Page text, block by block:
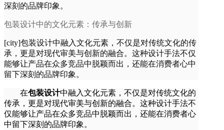
深刻的品牌印象。
包装设计中的文化元素：传承与创新
[city]包装设计中融入文化元素，不仅是对传统文化的传
承，更是对现代审美与创新的融合。这种设计手法不仅
能够让产品在众多竞品中脱颖而出，还能在消费者心中
留下深刻的品牌印象。
在包装设计中融入文化元素，不仅是对传统文化的
传承，更是对现代审美与创新的融合。这种设计手法不
仅能够让产品在众多竞品中脱颖而出，还能在消费者心
中留下深刻的品牌印象。